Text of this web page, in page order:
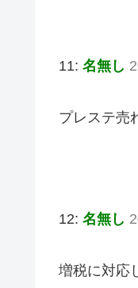
11: 名無し
プレステ売
12: 名無し
増税に対応